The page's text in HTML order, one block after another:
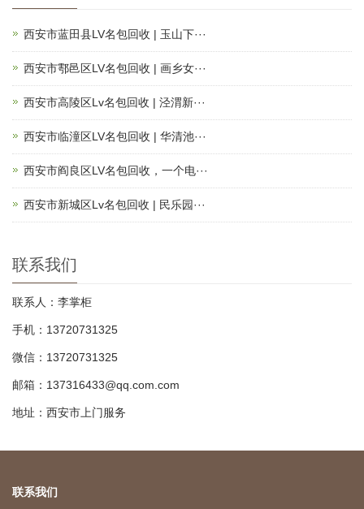
西安市蓝田县LV名包回收 | 玉山下···
西安市鄠邑区LV名包回收 | 画乡女···
西安市高陵区Lv名包回收 | 泾渭新···
西安市临潼区LV名包回收 | 华清池···
西安市阎良区LV名包回收，一个电···
西安市新城区Lv名包回收 | 民乐园···
联系我们
联系人：李掌柜
手机：13720731325
微信：13720731325
邮箱：137316433@qq.com.com
地址：西安市上门服务
联系我们